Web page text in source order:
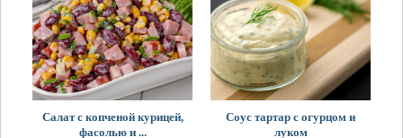
Салат с копченой курицей,
фасолью и ...
Соус тартар с огурцом и
луком